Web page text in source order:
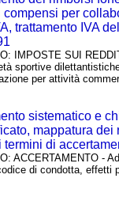
per
trattamento IVA
IMPOSTE SUI
sportive
per attività
sistematico e
mappatura
di
ACCERTAMENTO -
di condotta,